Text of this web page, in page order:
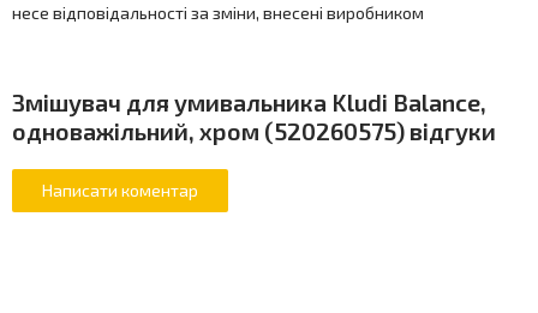
несе відповідальності за зміни, внесені виробником
Змішувач для умивальника Kludi Balance,
одноважільний, хром (520260575) відгуки